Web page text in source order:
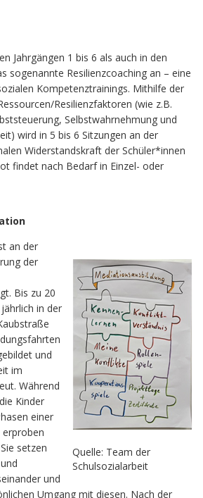
Jahrgängen 1 bis 6 als auch in den
sogenannte Resilienzcoaching an – eine
Kompetenztrainings. Mithilfe der
Resilienzfaktoren (wie z.B.
Selbstwahrnehmung und
wird in 5 bis 6 Sitzungen an der
Widerstandskraft der Schüler*innen
findet nach Bedarf in Einzel- oder
Quelle: Team der
Schulsozialarbeit
an der
der
Bis zu 20
in der
und
im
Während
Kinder
einer
setzen
und
Umgang mit diesen. Nach der